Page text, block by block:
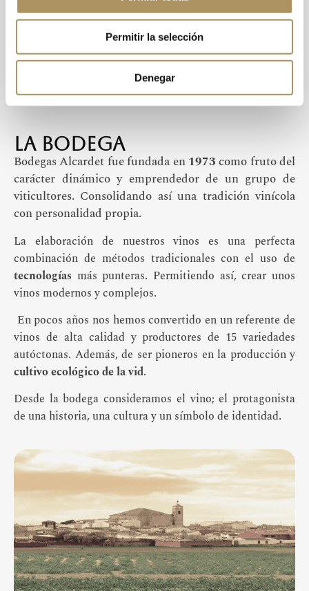
Permitir la selección
Denegar
Nuestra Historia
lA bODEGA
Bodegas Alcardet fue fundada en1973como fruto del
carácter dinámico y emprendedor de un grupo de
viticultores. Consolidando así una tradición vinícola
con personalidad propia.
La elaboración de nuestros vinos es una perfecta
combinación de métodos tradicionales con el uso de
tecnologías más punteras. Permitiendo así, crear unos
vinos modernos y complejos.
En pocos años nos hemos convertido en un referente de
vinos de alta calidad y productores de 15 variedades
autóctonas. Además, de ser pioneros en la producción y
cultivo ecológico de la vid.
Desde la bodega consideramos el vino; el protagonista
de una historia, una cultura y un símbolo de identidad.